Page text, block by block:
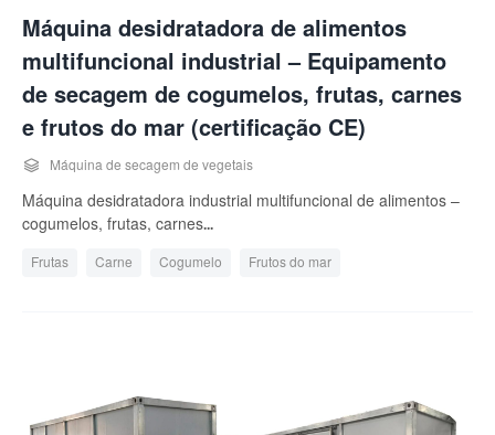
Máquina desidratadora de alimentos
multifuncional industrial – Equipamento
de secagem de cogumelos, frutas, carnes
e frutos do mar (certificação CE)
 Máquina de secagem de vegetais
Máquina desidratadora industrial multifuncional de alimentos –
cogumelos, frutas, carnes...
Frutas Carne Cogumelo Frutos do mar